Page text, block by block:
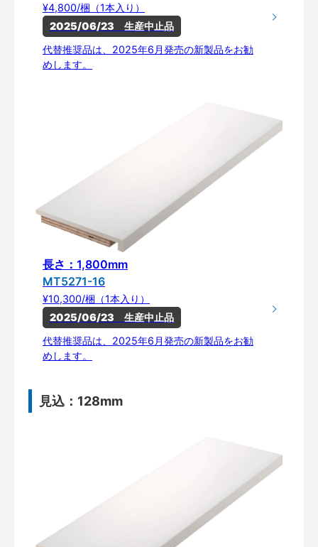
¥4,800/梱（1本入り）
2025/06/23　生産中止品
代替推奨品は、2025年6月発売の新製品をお勧
めします。
長さ：1,800mm
MT5271-16
¥10,300/梱（1本入り）
2025/06/23　生産中止品
代替推奨品は、2025年6月発売の新製品をお勧
めします。
見込：128mm